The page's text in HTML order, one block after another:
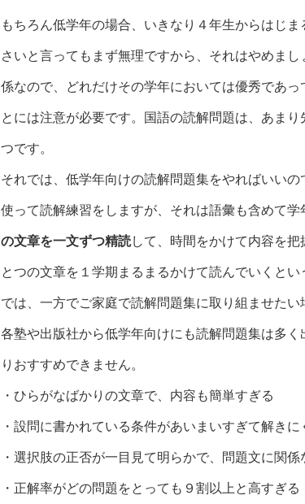
もちろん低学年の場合、いきなり４年生からはじ
さいと言ってもまず無理ですから、それはやめま
係なので、どれだけその学年においては優秀であ
とには注意が必要です。国語の読解問題は、あま
つです。
それでは、低学年向けの読解問題集をやればいい
使って読解練習をしますが、それは語彙も含めて学
の文章を一文ずつ精読して、時間をかけて内容を
とつの文章を１学期まるまるかけて読んでいくとい
では、一方でご家庭で読解問題集に取り組ませた
各塾や出版社から低学年向けにも読解問題集は多
りおすすめできません。
・ひらがなばかりの文章で、内容も簡単すぎる
・設問に書かれている条件があいまいすぎて解きに
・選択肢の正否が一目見て明らかで、問題文に関係
・正解率がどの問題をとっても９割以上と高すぎる